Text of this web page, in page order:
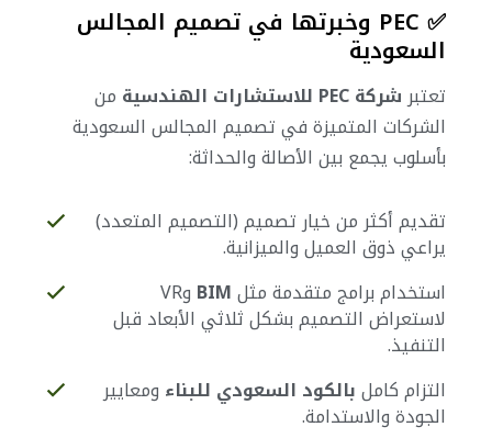
✅ PEC وخبرتها في تصميم المجالس
السعودية
تعتبرشركة PEC للاستشارات الهندسية
من
الشركات المتميزة في تصميم المجالس السعودية
بأسلوب يجمع بين الأصالة والحداثة:
تقديم أكثر من خيار تصميم (التصميم المتعدد)
يراعي ذوق العميل والميزانية.
استخدام برامج متقدمة مثلBIM وVR
لاستعراض التصميم بشكل ثلاثي الأبعاد قبل
التنفيذ.
التزام كاملبالكود السعودي للبناء ومعايير
الجودة والاستدامة.